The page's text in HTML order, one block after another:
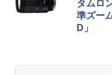
タムロ
準ズー
D」